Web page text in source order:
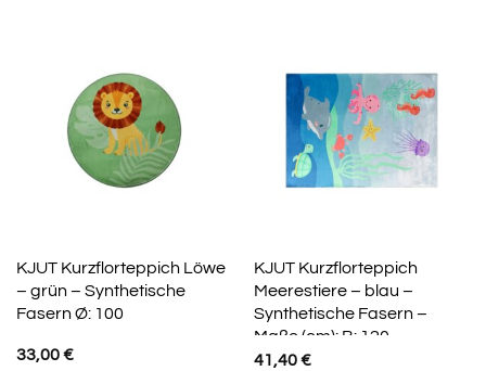
KJUT Kurzflorteppich Löwe
– grün – Synthetische
Fasern Ø: 100
33,00€
KJUT Kurzflorteppich
Meerestiere – blau –
Synthetische Fasern –
Maße (cm): B: 120
41,40€